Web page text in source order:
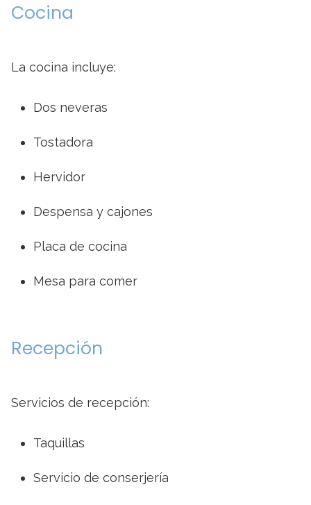
Cocina
La cocina incluye:
Dos neveras
Tostadora
Hervidor
Despensa y cajones
Placa de cocina
Mesa para comer
Recepción
Servicios de recepción:
Taquillas
Servicio de conserjería